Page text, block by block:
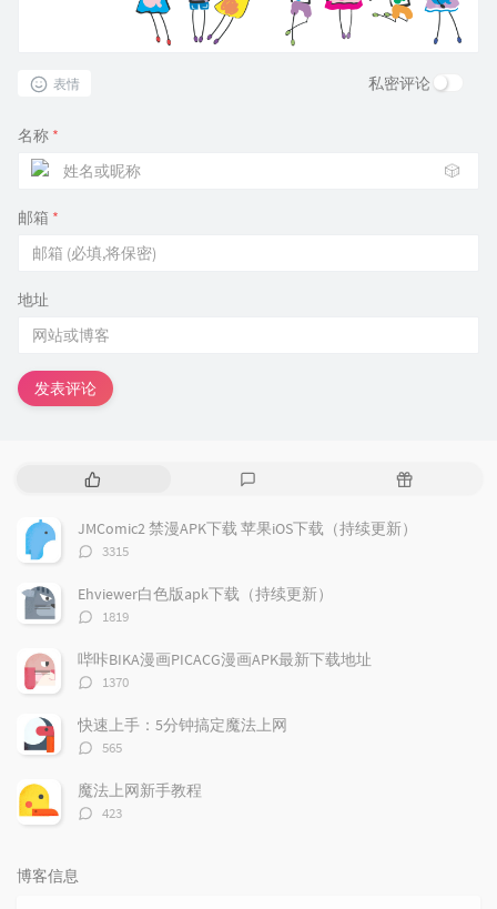
表情 私密评论
名称 *
🎲
邮箱 *
地址
发表评论
热
文
章
评
随
JMComic2 禁漫APK下载 苹果iOS下载（持续更新）
评
数：
3315
Ehviewer白色版apk下载（持续更新）
评
数：
1819
哔咔BIKA漫画PICACG漫画APK最新下载地址
评
数：
1370
快速上手：5分钟搞定魔法上网
评
数：
565
魔法上网新手教程
评
423
博客信息